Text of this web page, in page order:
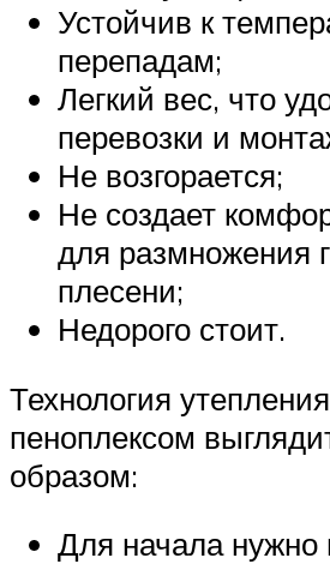
Устойчив к
перепадам;
Легкий вес, что
перевозки и
Не возгорается;
Не создает
для размножения
плесени;
Недорого стоит.
Технология
пеноплексом
образом:
Для начала нужно